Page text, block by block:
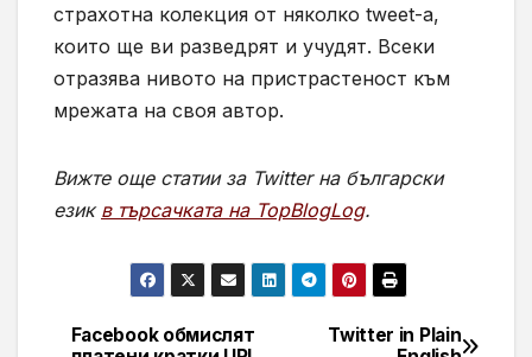
страхотна колекция от няколко tweet-а,
които ще ви разведрят и учудят. Всеки
отразява нивото на пристрастеност към
мрежата на своя автор.
Вижте още статии за Twitter на български
език в търсачката на TopBlogLog.
Twitter in Plain
Facebook обмислят